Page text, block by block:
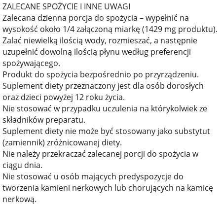
ZALECANE SPOŻYCIE I INNE UWAGI
Zalecana dzienna porcja do spożycia – wypełnić na
wysokość około 1/4 załączoną miarkę (1429 mg produktu).
Zalać niewielką ilością wody, rozmieszać, a następnie
uzupełnić dowolną ilością płynu według preferencji
spożywającego.
Produkt do spożycia bezpośrednio po przyrządzeniu.
Suplement diety przeznaczony jest dla osób dorosłych
oraz dzieci powyżej 12 roku życia.
Nie stosować w przypadku uczulenia na którykolwiek ze
składników preparatu.
Suplement diety nie może być stosowany jako substytut
(zamiennik) zróżnicowanej diety.
Nie należy przekraczać zalecanej porcji do spożycia w
ciągu dnia.
Nie stosować u osób mających predyspozycje do
tworzenia kamieni nerkowych lub chorujących na kamicę
nerkową.